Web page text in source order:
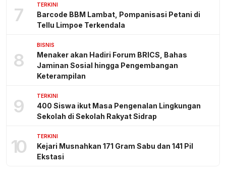
7 TERKINI
Barcode BBM Lambat, Pompanisasi Petani di
Tellu Limpoe Terkendala
8
BISNIS
Menaker akan Hadiri Forum BRICS, Bahas
Jaminan Sosial hingga Pengembangan
Keterampilan
9 TERKINI
400 Siswa ikut Masa Pengenalan Lingkungan
Sekolah di Sekolah Rakyat Sidrap
10 TERKINI
Kejari Musnahkan 171 Gram Sabu dan 141 Pil
Ekstasi